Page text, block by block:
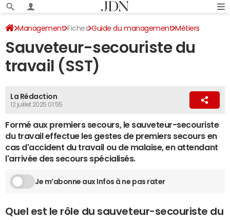
Management Fiches Guide du management Métiers
Sauveteur-secouriste du
travail (SST)
La Rédaction
12 juillet 2025 01:55
Formé aux premiers secours, le sauveteur-secouriste
du travail effectue les gestes de premiers secours en
cas d'accident du travail ou de malaise, en attendant
l'arrivée des secours spécialisés.
Je m’abonne aux Infos à ne pas rater
Quel est le rôle du sauveteur-secouriste du